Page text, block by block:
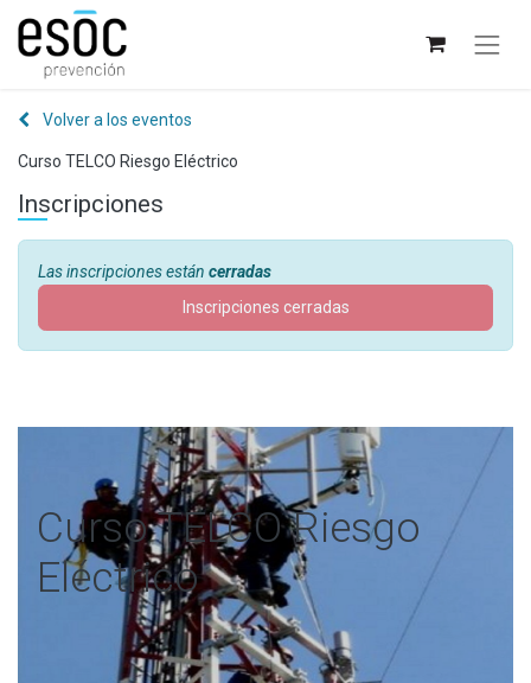
Volver a los eventos
Curso TELCO Riesgo Eléctrico
Inscripciones
Las inscripciones están cerradas
Inscripciones cerradas
Curso TELCO Riesgo
Eléctrico